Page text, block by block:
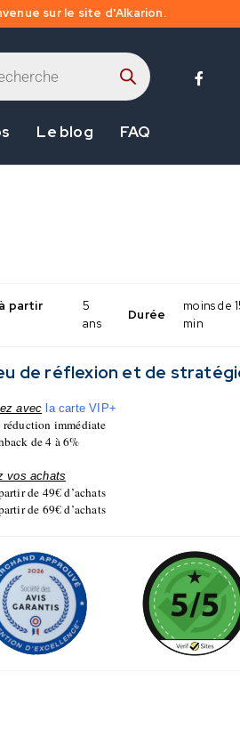
sur le site d'Alkarion.
Le blog FAQ
partir
5
ans
Durée
moins de
min
de réflexion et de
avec la carte VIP+
immédiate
de 4 à 6%
vos achats
de 49€ d’achats
de 69€ d’achats